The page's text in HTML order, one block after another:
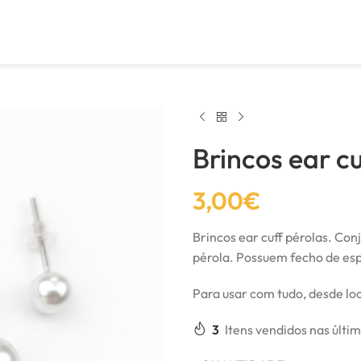
Brincos ear
3,00€
Brincos ear cuff pérolas.
pérola. Possuem fecho de
Para usar com tudo, desde
3 Itens vendidos nas